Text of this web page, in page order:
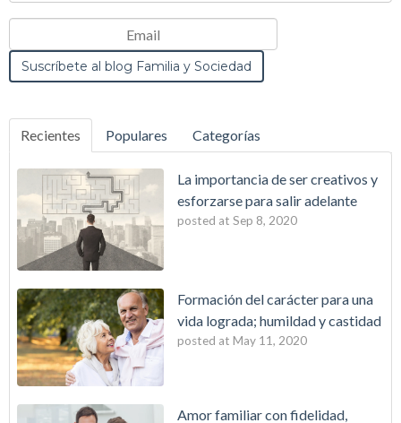
Recientes Populares Categorías
La importancia de ser creativos y
esforzarse para salir adelante
posted at Sep 8, 2020
Formación del carácter para una
vida lograda; humildad y castidad
posted at May 11, 2020
Amor familiar con fidelidad,